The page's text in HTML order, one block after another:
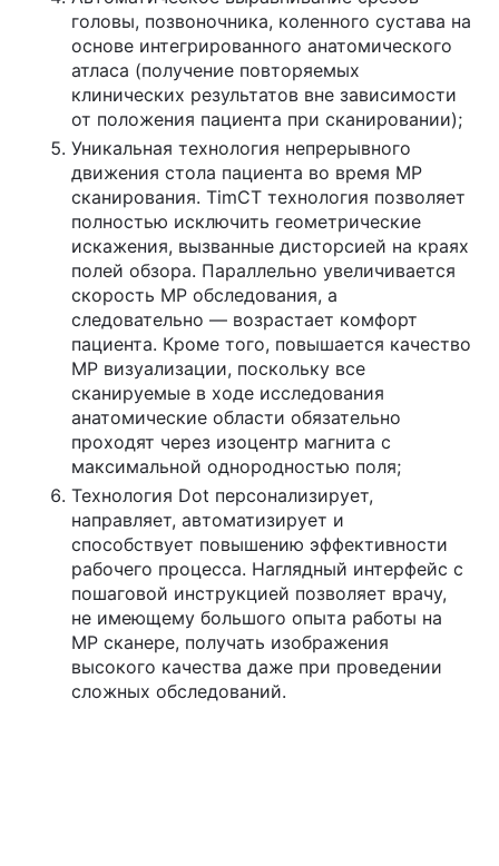
головы, позвоночника, коленного сустава на
основе интегрированного анатомического
атласа (получение повторяемых
клинических результатов вне зависимости
от положения пациента при сканировании);
Уникальная технология непрерывного
движения стола пациента во время МР
сканирования. TimCT технология позволяет
полностью исключить геометрические
искажения, вызванные дисторсией на краях
полей обзора. Параллельно увеличивается
скорость МР обследования, а
следовательно — возрастает комфорт
пациента. Кроме того, повышается качество
МР визуализации, поскольку все
сканируемые в ходе исследования
анатомические области обязательно
проходят через изоцентр магнита с
максимальной однородностью поля;
Технология Dot персонализирует,
направляет, автоматизирует и
способствует повышению эффективности
рабочего процесса. Наглядный интерфейс с
пошаговой инструкцией позволяет врачу,
не имеющему большого опыта работы на
МР сканере, получать изображения
высокого качества даже при проведении
сложных обследований.